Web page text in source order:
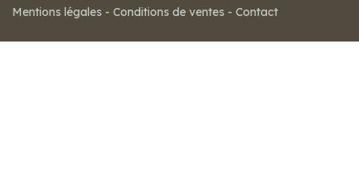
Mentions légales - Conditions de ventes - Contact